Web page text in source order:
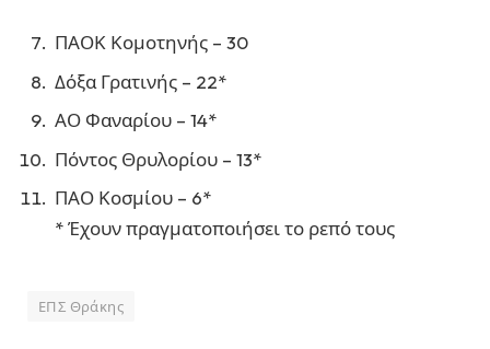
ΠΑΟΚ Κομοτηνής – 30
Δόξα Γρατινής – 22*
ΑΟ Φαναρίου – 14*
Πόντος Θρυλορίου – 13*
ΠΑΟ Κοσμίου – 6*
* Έχουν πραγματοποιήσει το ρεπό τους
ΕΠΣ Θράκης